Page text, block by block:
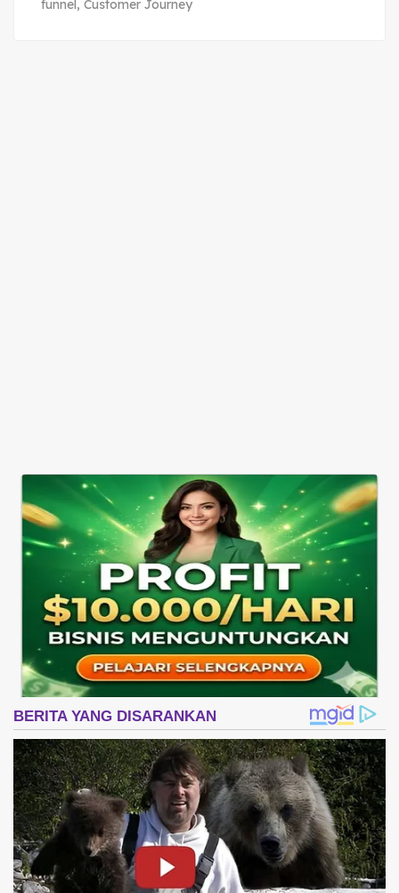
funnel, Customer Journey